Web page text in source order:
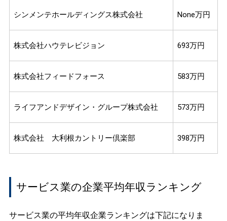
シンメンテホールディングス株式会社 None万円
株式会社ハウテレビジョン 693万円
株式会社フィードフォース 583万円
ライフアンドデザイン・グループ株式会社 573万円
株式会社 大利根カントリー倶楽部 398万円
サービス業の企業平均年収ランキング
サービス業の平均年収企業ランキングは下記になりま